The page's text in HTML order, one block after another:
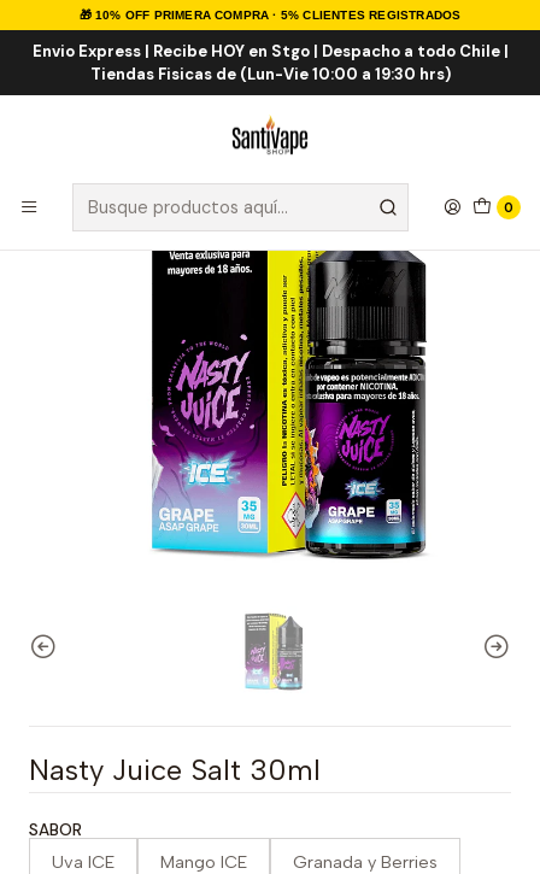
🎁 10% OFF PRIMERA COMPRA · 5% CLIENTES REGISTRADOS
Envio Express | Recibe HOY en Stgo | Despacho a todo Chile |
Tiendas Fisicas de (Lun-Vie 10:00 a 19:30 hrs)
0
Inicio Sales de Nicotina Salt Nic Importadas
Nasty Juice Salt 30ml
Nasty Juice Salt 30ml
SABOR
Uva ICE Mango ICE Granada y Berries